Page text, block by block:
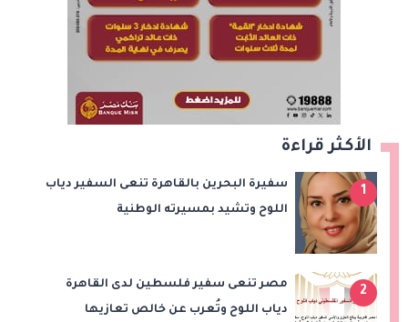
الأكثر قراءة
1
سفيرة البحرين بالقاهرة تنعى السفير دياب
اللوح وتشيد بمسيرته الوطنية
2
مصر تنعى سفير فلسطين لدى القاهرة
دياب اللوح وتُعرب عن خالص تعازيها